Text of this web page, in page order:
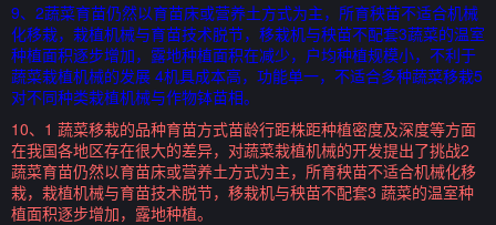
9、2蔬菜育苗仍然以育苗床或营养土方式为主，所育秧苗不适合机械
化移栽，栽植机械与育苗技术脱节，移栽机与秧苗不配套3蔬菜的温室
种植面积逐步增加，露地种植面积在减少，户均种植规模小，不利于
蔬菜栽植机械的发展 4机具成本高，功能单一，不适合多种蔬菜移栽5
对不同种类栽植机械与作物钵苗相。
10、1 蔬菜移栽的品种育苗方式苗龄行距株距种植密度及深度等方面
在我国各地区存在很大的差异，对蔬菜栽植机械的开发提出了挑战2
蔬菜育苗仍然以育苗床或营养土方式为主，所育秧苗不适合机械化移
栽，栽植机械与育苗技术脱节，移栽机与秧苗不配套3 蔬菜的温室种
植面积逐步增加，露地种植。